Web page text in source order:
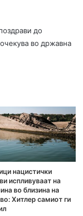
до
во државна
нацистички
испливуваат на
во близина на
Хитлер самиот ги